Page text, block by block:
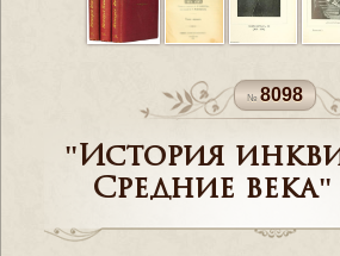
8098
"История
Средние века"